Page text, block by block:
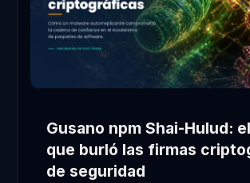
Gusano npm Shai-Hulud:
que burló las firmas
de seguridad